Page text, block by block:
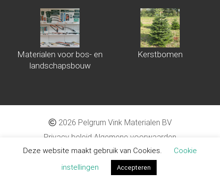
Materialen voor bos- en
landschapsbouw
Kerstbomen
2026 Pelgrum Vink Materialen BV
Privacy beleid Algemene voorwaarden
Proudly made by
Tribal Agency
Deze website maakt gebruik van Cookies.
Cookie
instellingen
Accepteren